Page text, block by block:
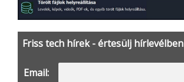
Friss tech hírek - értesülj hírlevélben
Email: